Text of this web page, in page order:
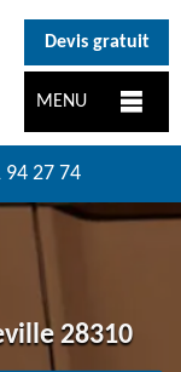
Devis gratuit
MENU
94 27 74
28310